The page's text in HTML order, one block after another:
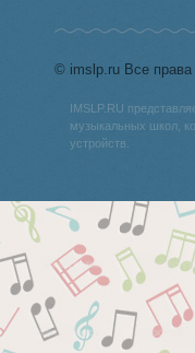
© imslp.ru Все
IMSLP.RU
музыкальных школ,
устройств.